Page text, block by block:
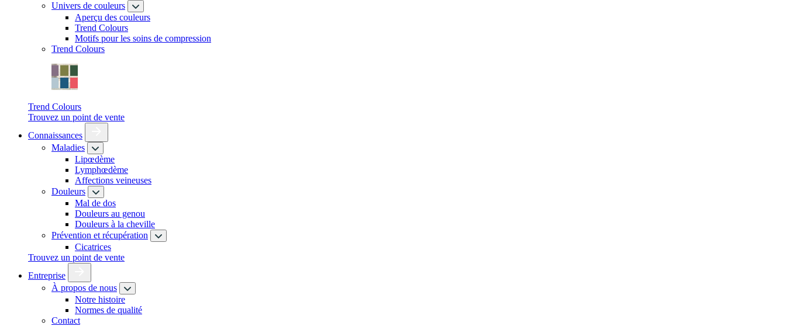
Univers de couleurs
Aperçu des couleurs
Trend Colours
Motifs pour les soins de compression
Trend Colours
Trend Colours
Trouvez un point de vente
Connaissances
Maladies
Lipœdème
Lymphœdème
Affections veineuses
Douleurs
Mal de dos
Douleurs au genou
Douleurs à la cheville
Prévention et récupération
Cicatrices
Trouvez un point de vente
Entreprise
À propos de nous
Notre histoire
Normes de qualité
Contact